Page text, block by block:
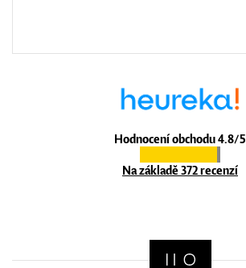
Hodnocení obchodu 4.8/5
Na základě 372 recenzí